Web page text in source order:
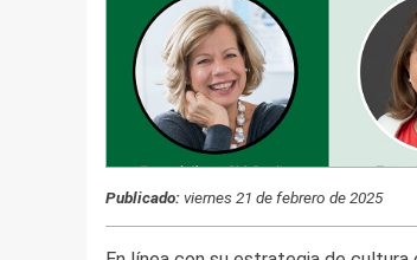
Publicado:viernes 21 de febrero de 2025